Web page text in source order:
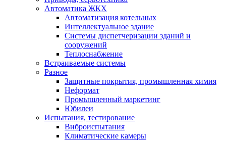
Автоматика ЖКХ
Автоматизация котельных
Интеллектуальное здание
Системы диспетчеризации зданий и
сооружений
Теплоснабжение
Встраиваемые системы
Разное
Защитные покрытия, промышленная химия
Неформат
Промышленный маркетинг
Юбилеи
Испытания, тестирование
Виброиспытания
Климатические камеры